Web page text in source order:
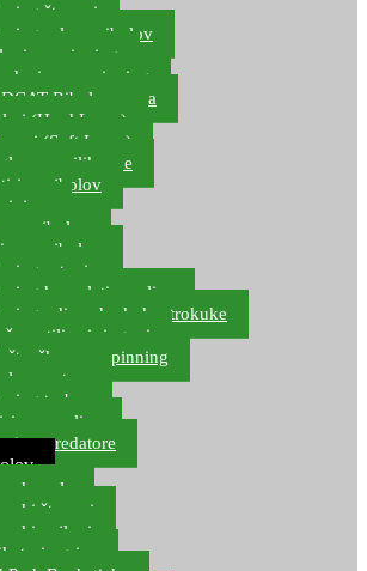
štapovi
role za ribolov
za spinning
za spinning
Ribolov soma
(Hard Lures)
(Soft Lures)
za silikonce
za ribolov
za ribolov
za ribolov
setovi
kompleti varalica
udice, dvokuke, trokuke
vrtilice i ringovi
škare za spinning
pastrve
torbe
za varalice
za predatore
role
štapovi
najloni
ugriza